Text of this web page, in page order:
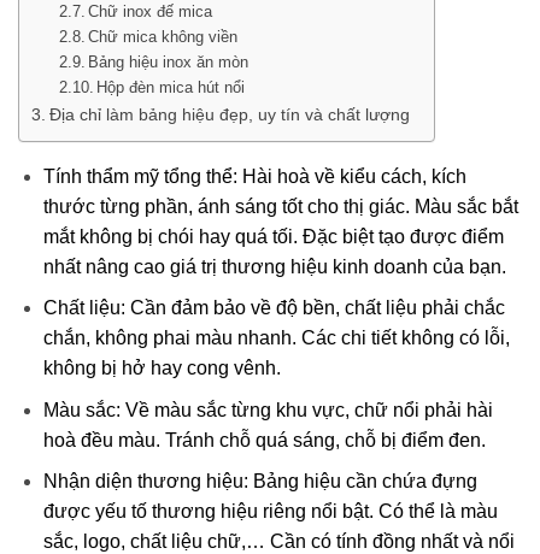
Chữ inox đế mica
Chữ mica không viền
Bảng hiệu inox ăn mòn
Hộp đèn mica hút nổi
Địa chỉ làm bảng hiệu đẹp, uy tín và chất lượng
Tính thẩm mỹ tổng thể: Hài hoà về kiểu cách, kích
thước từng phần, ánh sáng tốt cho thị giác. Màu sắc bắt
mắt không bị chói hay quá tối. Đặc biệt tạo được điểm
nhất nâng cao giá trị thương hiệu kinh doanh của bạn.
Chất liệu: Cần đảm bảo về độ bền, chất liệu phải chắc
chắn, không phai màu nhanh. Các chi tiết không có lỗi,
không bị hở hay cong vênh.
Màu sắc: Về màu sắc từng khu vực, chữ nổi phải hài
hoà đều màu. Tránh chỗ quá sáng, chỗ bị điểm đen.
Nhận diện thương hiệu: Bảng hiệu cần chứa đựng
được yếu tố thương hiệu riêng nổi bật. Có thể là màu
sắc, logo, chất liệu chữ,… Cần có tính đồng nhất và nổi